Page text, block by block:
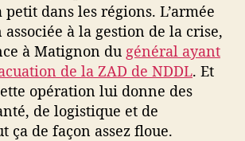
dans les régions. L’armée
à la gestion de la crise,
à Matignon du général ayant
de la ZAD de NDDL. Et
opération lui donne des
de logistique et de
ça de façon assez floue.